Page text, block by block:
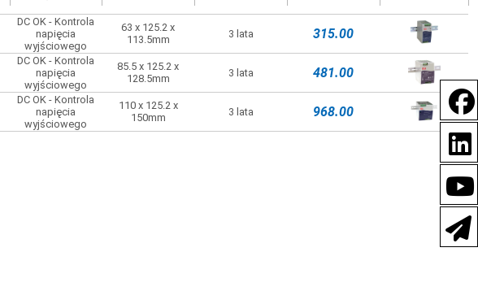
DC OK - Kontrola
napięcia
wyjściowego
63 x 125.2 x
113.5mm
3 lata 315.00
DC OK - Kontrola
napięcia
wyjściowego
85.5 x 125.2 x
128.5mm
3 lata 481.00
DC OK - Kontrola
napięcia
wyjściowego
110 x 125.2 x
150mm
3 lata 968.00